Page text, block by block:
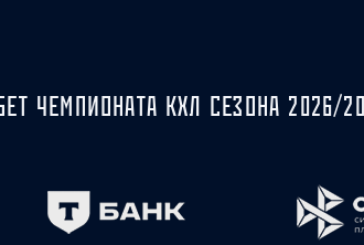
ЧЕМПИОНАТА КХЛ СЕЗОНА 2026/